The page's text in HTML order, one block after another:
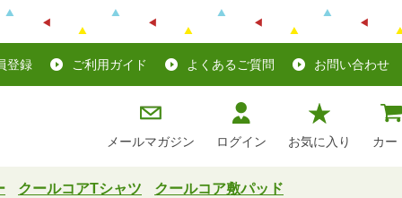
登録 ご利用ガイド よくあるご質問 お問い合わせ
メールマガジン ログイン お気に入り カー
クールコアTシャツ クールコア敷パッド